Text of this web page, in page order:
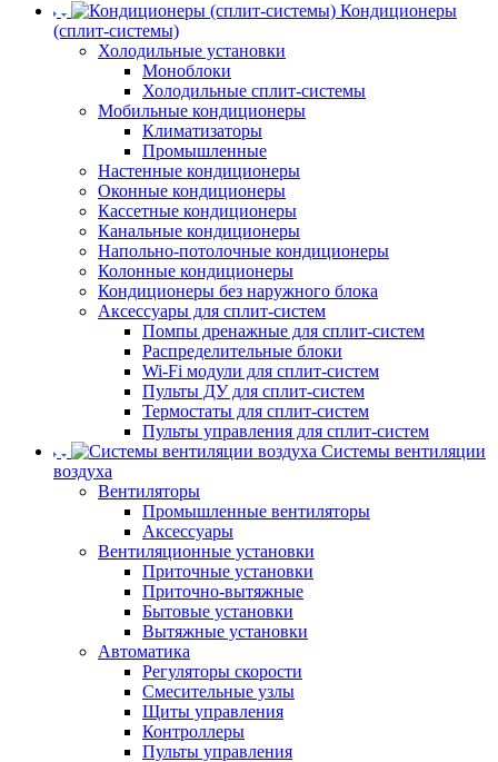
Кондиционеры
(сплит-системы)
Холодильные установки
Моноблоки
Холодильные сплит-системы
Мобильные кондиционеры
Климатизаторы
Промышленные
Настенные кондиционеры
Оконные кондиционеры
Кассетные кондиционеры
Канальные кондиционеры
Напольно-потолочные кондиционеры
Колонные кондиционеры
Кондиционеры без наружного блока
Аксессуары для сплит-систем
Помпы дренажные для сплит-систем
Распределительные блоки
Wi-Fi модули для сплит-систем
Пульты ДУ для сплит-систем
Термостаты для сплит-систем
Пульты управления для сплит-систем
Системы вентиляции
воздуха
Вентиляторы
Промышленные вентиляторы
Аксессуары
Вентиляционные установки
Приточные установки
Приточно-вытяжные
Бытовые установки
Вытяжные установки
Автоматика
Регуляторы скорости
Смесительные узлы
Щиты управления
Контроллеры
Пульты управления